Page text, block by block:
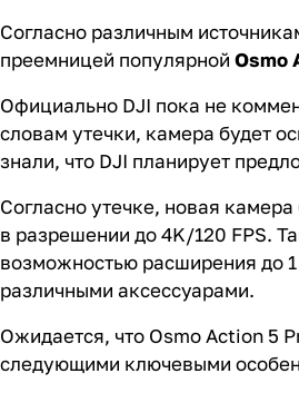
Согласно различным
преемницей популярной Osmo
Официально DJI пока не
словам утечки, камера будет
знали, что DJI планирует
Согласно утечке, новая
в разрешении до 4K/120 FPS.
возможностью расширения до
различными аксессуарами.
Ожидается, что Osmo Action 5
следующими ключевыми